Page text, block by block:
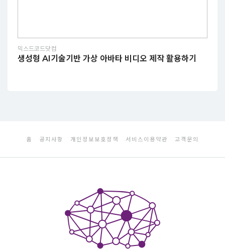
믹스드코드닷컴
생성형 AI기술기반 가상 아바타 비디오 제작 활용하기
홈 공지사항 개인정보보호정책 서비스이용약관 고객문의